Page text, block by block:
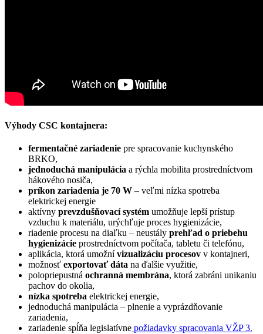
Výhody CSC kontajnera:
fermentačné zariadenie pre spracovanie kuchynského
BRKO,
jednoduchá manipulácia a rýchla mobilita prostredníctvom
hákového nosiča,
príkon zariadenia je 70 W – veľmi nízka spotreba
elektrickej energie
aktívny prevzdušňovací systém umožňuje lepší prístup
vzduchu k materiálu, urýchľuje proces hygienizácie,
riadenie procesu na diaľku – neustály prehľad o priebehu
hygienizácie prostredníctvom počítača, tabletu či telefónu,
aplikácia, ktorá umožnívizualizáciu procesov v kontajneri,
možnosť exportovať dáta na ďalšie využitie,
polopriepustná ochranná membrána, ktorá zabráni unikaniu
pachov do okolia,
nízka spotreba elektrickej energie,
jednoduchá manipulácia – plnenie a vyprázdňovanie
zariadenia,
zariadenie spĺňa legislatívne požiadavky spracovania VŽP 3.